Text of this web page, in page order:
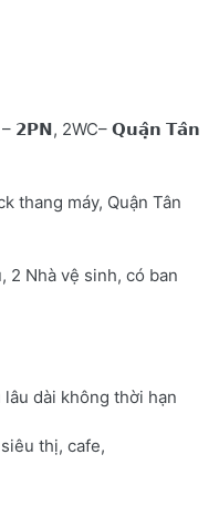
𝟮𝗣𝗡, 2WC– 𝗤𝘂𝗮̣̂𝗻 𝗧𝗮̂𝗻
thang máy, Quận Tân
2 Nhà vệ sinh, có ban
dài không thời hạn
thị, cafe,